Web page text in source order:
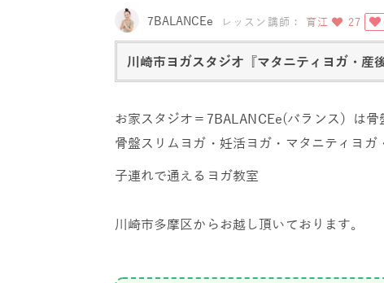
7BALANCEe レッスン講師： 育江 27
川崎市ヨガスタジオ『マタニティヨガ・産
お家スタジオ＝7BALANCEe(バランス）は
骨盤スリムヨガ・妊活ヨガ・マタニティヨガ
子連れで通えるヨガ教室
川崎市多摩区からお越し頂いております。